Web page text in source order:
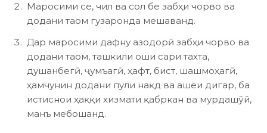
Маросими се, чил ва сол бе забҳи чорво ва
додани таом гузаронда мешаванд.
Дар маросими дафну азодорӣ забҳи чорво ва
додани таом, ташкили оши сари тахта,
душанбегӣ, ҷумъагӣ, ҳафт, бист, шашмоҳагӣ,
ҳамчунин додани пули нақд ва ашёи дигар, ба
истиснои ҳаққи хизмати қабркан ва мурдашўй,
манъ мебошанд.